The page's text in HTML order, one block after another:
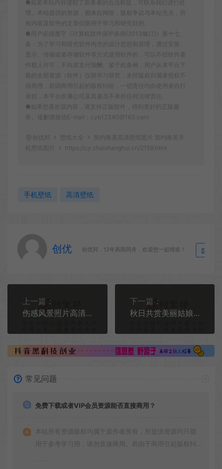
●如若本站内容侵犯了原著者的合法权益，可联系我们进行处
理。本站提供的资源，都来自网络，版权争议与本站无关，所
有内容及软件的文章仅限用于学习和研究目的。
●用户必须遵守《计算机软件保护条例(2013修订)》第十七
条：为了学习和研究软件内含的设计思想和原理，通过安装、
显示、传输或者存储软件等方式使用软件的，可以不经软件著
作权人许可，不向其支付报酬。鉴于此条例，用户从本平台下
载的全部资源（软件）仅限学习研究，未经版权归属者授权不
得商用，若因商用引起的版权纠纷，一切责任均由使用者自行
承担，本平台所属公司及其雇员不承担任何法律责任。
●如果您喜欢该内容，请支持正版软件，得到更好的正版服
务。侵删请致信E-mail：cyb12340@163.com
创优邦 壁纸大全
简约唯美高清壁纸图片 简约唯美手
机壁纸图片
https://cy.zhaishanghui.cn/2159.html
手机壁纸 高清壁纸
创优 创优邦，12年风雨同舟，欢迎您一起缔造！
上一篇：
伤感风景照片高清图唯美 伤感风景照片高清图图片大全(2)
下一篇：
秋日共赏美丽姑娘图片高清壁纸竖屏
常见问题
免费下载或者VIP会员资源能否直接商用？
本站所有资源版权均属于原作者所有，所提供资源均只能
用于参考学习用，请勿直接商用。若由于商用引起版权纠